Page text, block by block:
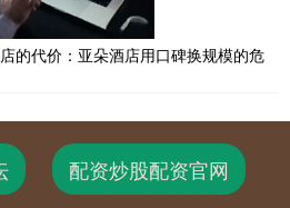
的代价：亚朵酒店用口碑换规模的危
配资炒股配资官网